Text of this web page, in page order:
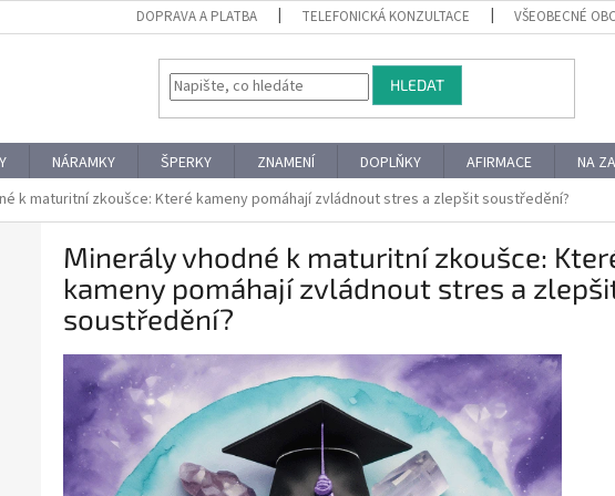
DOPRAVA A PLATBA TELEFONICKÁ KONZULTACE VŠEOBECNÉ
HLEDAT
NÁRAMKY ŠPERKY ZNAMENÍ DOPLŇKY AFIRMACE NA
k maturitní zkoušce: Které kameny pomáhají zvládnout stres a zlepšit soustředění?
Minerály vhodné k maturitní zkoušce:
kameny pomáhají zvládnout stres a
soustředění?